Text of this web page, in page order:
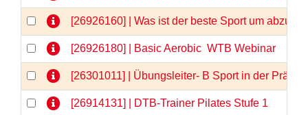
[26926160] | Was ist der beste Sport um
[26926180] | Basic Aerobic  WTB Webinar
[26301011] | Übungsleiter- B Sport in der
[26914131] | DTB-Trainer Pilates Stufe 1